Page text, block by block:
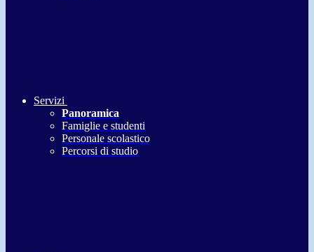
Servizi
Panoramica
Famiglie e studenti
Personale scolastico
Percorsi di studio